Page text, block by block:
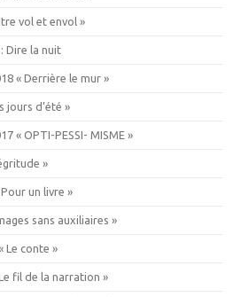
vol et envol »
Dire la nuit
« Derrière le mur »
jours d’été »
« OPTI-PESSI- MISME »
»
un livre »
sans auxiliaires »
Le conte »
fil de la narration »